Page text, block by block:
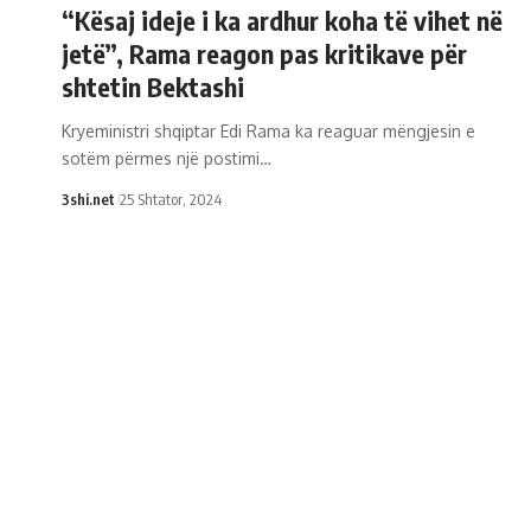
“Kësaj ideje i ka ardhur koha të vihet në
jetë”, Rama reagon pas kritikave për
shtetin Bektashi
Kryeministri shqiptar Edi Rama ka reaguar mëngjesin e
sotëm përmes një postimi…
3shi.net 25 Shtator, 2024